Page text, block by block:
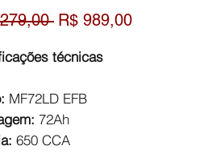
ou instalação da bateria.
efetue o pagamento somente
Preço
R$ 989,00Preço
técnicas
MF72LD EFB
72Ah
650 CCA